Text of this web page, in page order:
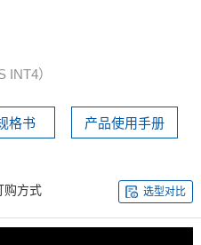
INT4）
格书 产品使用手册
购方式 选型对比